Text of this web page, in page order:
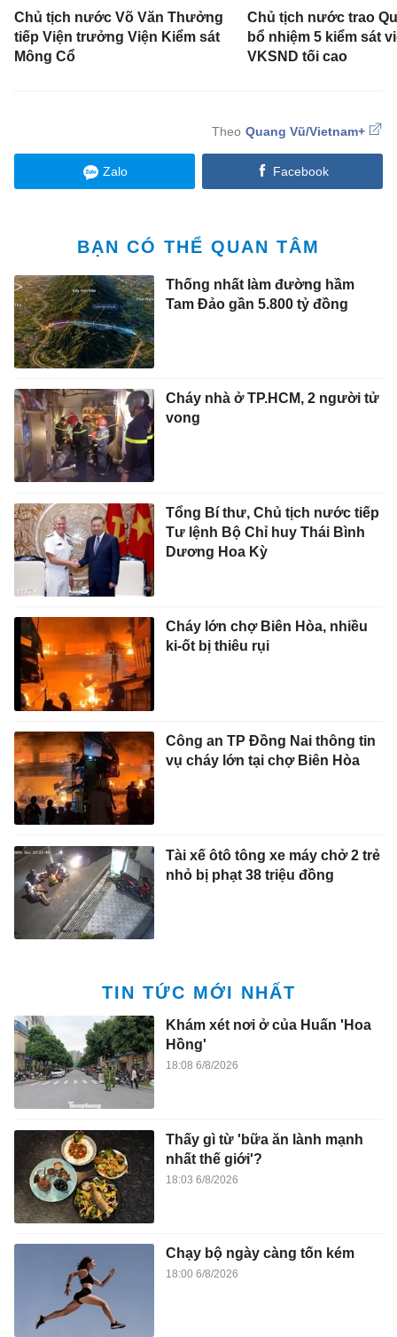
Chủ tịch nước Võ Văn Thưởng
tiếp Viện trưởng Viện Kiểm sát
Mông Cổ
Chủ tịch nước trao
bổ nhiệm 5 kiểm sát
VKSND tối cao
Quang Vũ/Vietnam+
Zalo Facebook
BẠN CÓ THỂ QUAN TÂM
Thống nhất làm đường hầm
Tam Đảo gần 5.800 tỷ đồng
Cháy nhà ở TP.HCM, 2 người tử
vong
Tổng Bí thư, Chủ tịch nước tiếp
Tư lệnh Bộ Chỉ huy Thái Bình
Dương Hoa Kỳ
Cháy lớn chợ Biên Hòa, nhiều
ki-ốt bị thiêu rụi
Công an TP Đồng Nai thông tin
vụ cháy lớn tại chợ Biên Hòa
Tài xế ôtô tông xe máy chở 2 trẻ
nhỏ bị phạt 38 triệu đồng
TIN TỨC MỚI NHẤT
Khám xét nơi ở của Huấn 'Hoa
Hồng'
18:08 6/8/2026
Thấy gì từ 'bữa ăn lành mạnh
nhất thế giới'?
18:03 6/8/2026
Chạy bộ ngày càng tốn kém
18:00 6/8/2026